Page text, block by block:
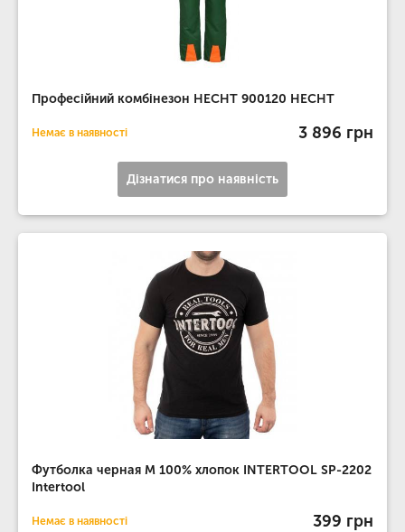
Професійний комбінезон HECHT 900120 HECHT
Немає в наявності 3 896 грн
Дізнатися про наявність
Футболка черная M 100% хлопок INTERTOOL SP-2202
Intertool
Немає в наявності 399 грн